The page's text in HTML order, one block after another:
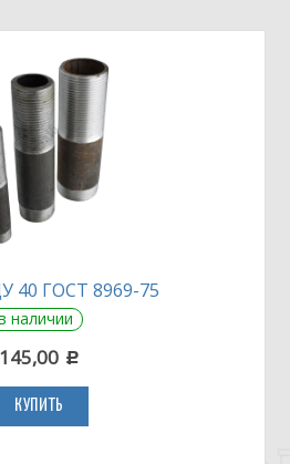
40 ГОСТ 8969-75
наличии
145,00 c
КУПИТЬ